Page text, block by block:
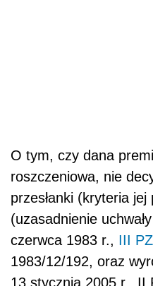
O tym, czy dana
roszczeniowa, nie
przesłanki (kryteria
(uzasadnienie
czerwca 1983 r., III
1983/12/192, oraz
13 stycznia 2005 r., II